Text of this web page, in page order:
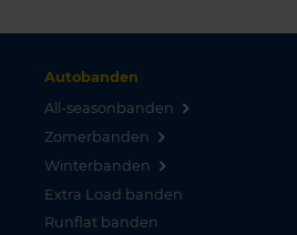
Autobanden
All-seasonbanden
Zomerbanden
Winterbanden
Extra Load banden
Runflat banden